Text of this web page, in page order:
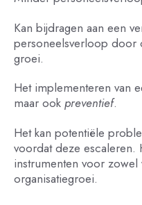
Kan bijdragen aan een
personeelsverloop door
groei.
Het implementeren van
maar ook preventief.
Het kan potentiële
voordat deze escaleren.
instrumenten voor zowel
organisatiegroei.